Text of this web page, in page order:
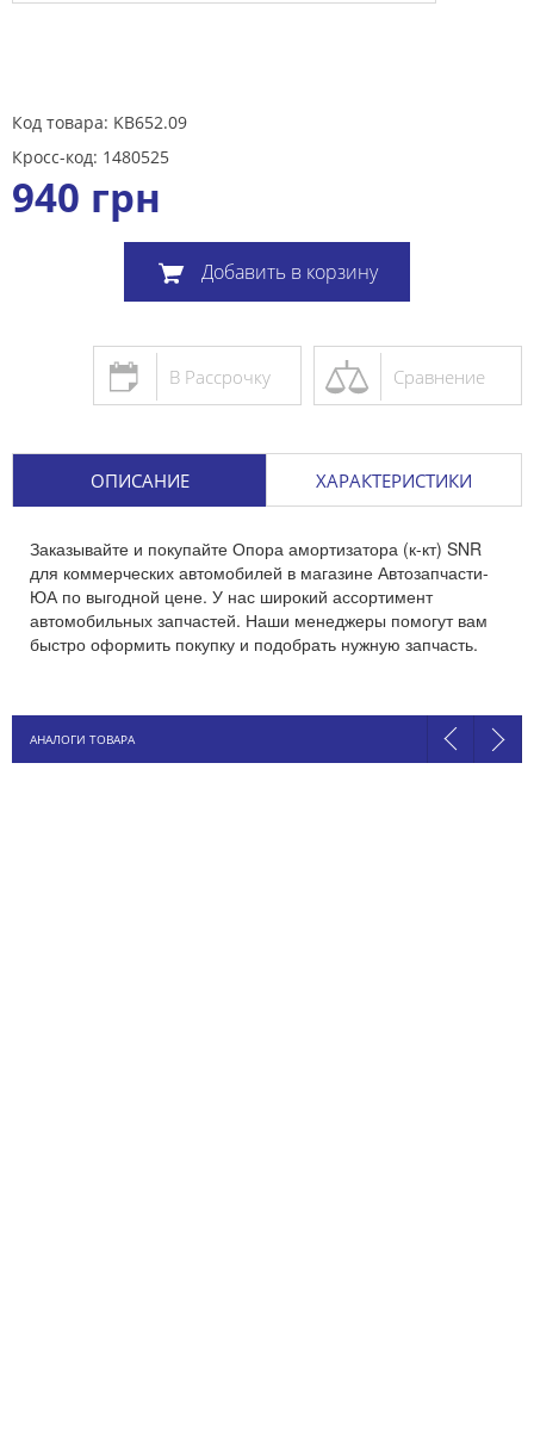
Код товара: KB652.09
Кросс-код: 1480525
940 грн
Добавить в корзину
Сравнение
В Рассрочку
ОПИСАНИЕ ХАРАКТЕРИСТИКИ
Заказывайте и покупайте Опора амортизатора (к-кт) SNR
для коммерческих автомобилей в магазине Автозапчасти-
ЮА по выгодной цене. У нас широкий ассортимент
автомобильных запчастей. Наши менеджеры помогут вам
быстро оформить покупку и подобрать нужную запчасть.
АНАЛОГИ ТОВАРА